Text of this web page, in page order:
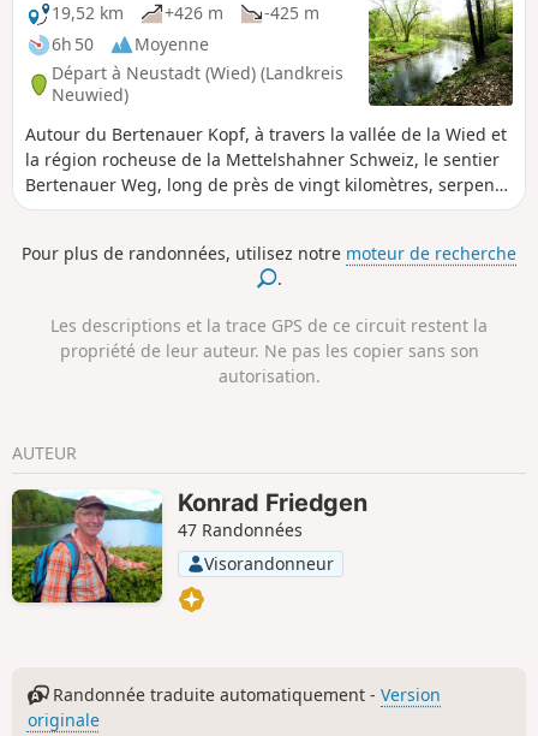
19,52 km
+426 m
-425 m
6h 50
Moyenne
Départ à Neustadt (Wied) (Landkreis
Neuwied)
Autour du Bertenauer Kopf, à travers la vallée de la Wied et
la région rocheuse de la Mettelshahner Schweiz, le sentier
Bertenauer Weg, long de près de vingt kilomètres, serpente
à travers le parc naturel Rhin-Westerwald. L'itinéraire longe
vallées encaissées. Un petit détour par la route principale
vers le monastère d'Ehrenstein et les ruines du château du
Pour plus de randonnées, utilisez notre moteur de recherche
.
Les descriptions et la trace GPS de ce circuit restent la
propriété de leur auteur. Ne pas les copier sans son
autorisation.
AUTEUR
Konrad Friedgen
47 Randonnées
Visorandonneur
Randonnée traduite automatiquement -Version
originale